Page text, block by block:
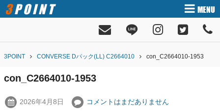
3POINT MENU
3POINT CONVERSE Dパック(LL) C2664010 con_C2664010-1953
con_C2664010-1953
2026年4月8日 コメントはまだありません